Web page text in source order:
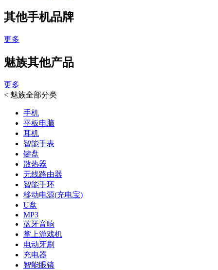
其他手机品牌
更多
魅族其他产品
更多
< 魅族全部分类
手机
平板电脑
耳机
智能手表
键盘
散热器
无线路由器
智能手环
移动电源(充电宝)
U盘
MP3
蓝牙音响
掌上游戏机
电动牙刷
充电器
智能眼镜